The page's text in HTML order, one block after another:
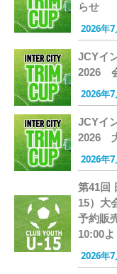
らせ
2026年
JCYイ
2026
2026年
JCYイ
2026
2026年
第41回
15）大
予約販
10:00よ
2026年